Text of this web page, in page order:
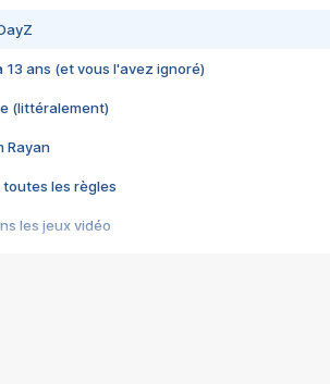
13 ans (et vous l'avez ignoré)
(littéralement)
Rayan
toutes les règles
les jeux vidéo